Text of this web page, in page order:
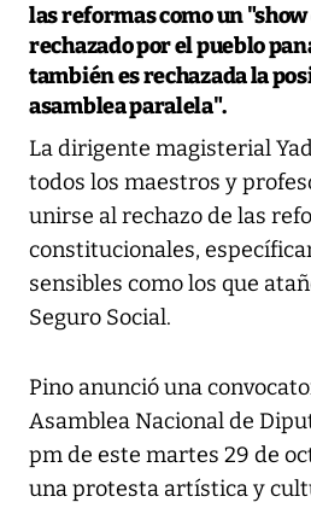
las reformas como un
rechazado por el pueblo
también es rechazada la
asamblea paralela".
La dirigente magisterial
todos los maestros y
unirse al rechazo de las
constitucionales,
sensibles como los que
Seguro Social.
Pino anunció una
Asamblea Nacional de
pm de este martes 29 de
una protesta artística y